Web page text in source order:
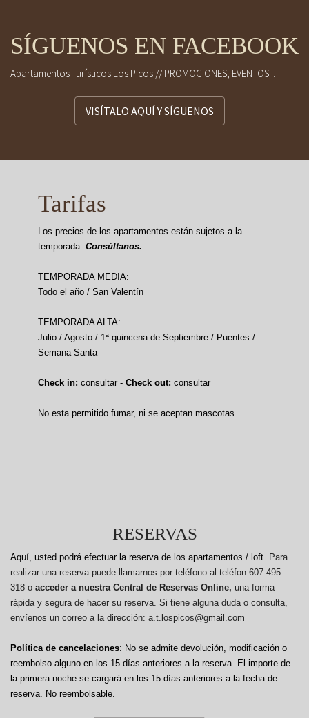
SÍGUENOS EN FACEBOOK
Apartamentos Turísticos Los Picos // PROMOCIONES, EVENTOS...
VISÍTALO AQUÍ Y SÍGUENOS
Tarifas
Los precios de los apartamentos están sujetos a la
temporada. Consúltanos.
TEMPORADA MEDIA:
Todo el año / San Valentín
TEMPORADA ALTA:
Julio / Agosto / 1ª quincena de Septiembre / Puentes /
Semana Santa
Check in: consultar - Check out: consultar
No esta permitido fumar, ni se aceptan mascotas.
RESERVAS
Aquí, usted podrá efectuar la reserva de los apartamentos / loft. Para
realizar una reserva puede llamarnos por teléfono al teléfon 607 495
318 o acceder a nuestra Central de Reservas Online, una forma
rápida y segura de hacer su reserva. Si tiene alguna duda o consulta,
envíenos un correo a la dirección: a.t.lospicos@gmail.com
Política de cancelaciones: No se admite devolución, modificación o
reembolso alguno en los 15 días anteriores a la reserva. El importe de
la primera noche se cargará en los 15 días anteriores a la fecha de
reserva. No reembolsable.